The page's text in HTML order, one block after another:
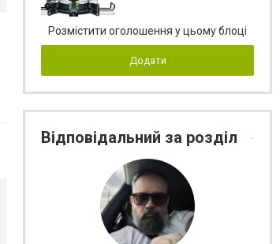
Розмістити оголошення у цьому блоці
Додати
Відповідальний за розділ